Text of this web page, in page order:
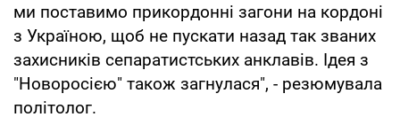
ми поставимо прикордонні загони на кордоні
з Україною, щоб не пускати назад так званих
захисників сепаратистських анклавів. Ідея з
"Новоросією" також загнулася", - резюмувала
політолог.